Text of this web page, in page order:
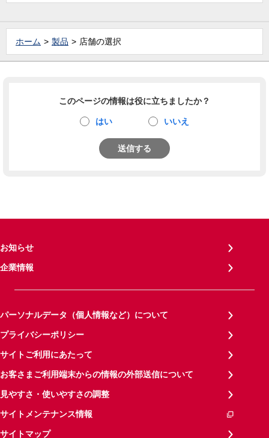
ホーム 製品 店舗の選択
このページの情報は役に立ちましたか？
はい いいえ
送信する
お知らせ
企業情報
パーソナルデータ（個人情報など）について
プライバシーポリシー
サイトご利用にあたって
お客さまご利用端末からの情報の外部送信について
見やすさ・使いやすさの調整
サイトメンテナンス情報
サイトマップ